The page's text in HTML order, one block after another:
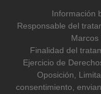
Información
Responsable del
Marcos
Finalidad del
Ejercicio de
Oposición,
consentimiento,